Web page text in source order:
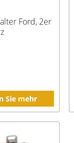
Ford, 2er
Sie mehr